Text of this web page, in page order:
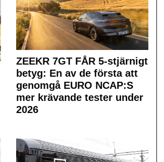
ZEEKR 7GT FÅR 5-stjärnigt
betyg: En av de första att
genomgå EURO NCAP:S
mer krävande tester under
2026